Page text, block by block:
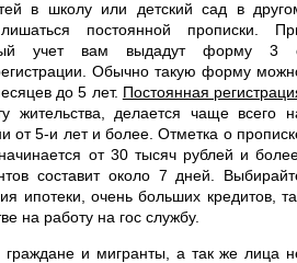
в школу или детский сад в
постоянной прописки.
учет вам выдадут форму 3
Обычно такую форму
до 5 лет. Постоянная
жительства, делается чаще всего
от 5-и лет и более. Отметка о
от 30 тысяч рублей и
составит около 7 дней.
ипотеки, очень больших кредитов,
на работу на гос службу.
граждане и мигранты, а так же лица